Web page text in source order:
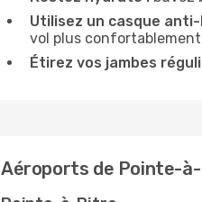
Utilisez un casque
vol plus
Étirez vos jambes
Aéroports de Pointe-